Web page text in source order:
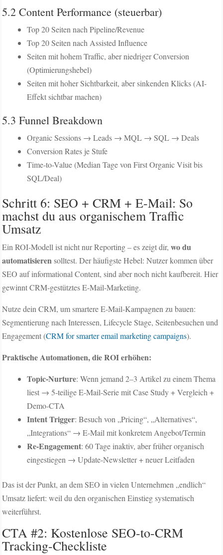
5.2 Content Performance (steuerbar)
Top 20 Seiten nach Pipeline/Revenue
Top 20 Seiten nach Assisted Influence
Seiten mit hohem Traffic, aber niedriger Conversion
(Optimierungshebel)
Seiten mit hoher Sichtbarkeit, aber sinkenden Klicks (AI-
Effekt sichtbar machen)
5.3 Funnel Breakdown
Organic Sessions → Leads → MQL → SQL → Deals
Conversion Rates je Stufe
Time-to-Value (Median Tage von First Organic Visit bis
SQL/Deal)
Schritt 6: SEO + CRM + E-Mail: So
machst du aus organischem Traffic
Umsatz
Ein ROI-Modell ist nicht nur Reporting – es zeigt dir,wo du
automatisierensolltest. Der häufigste Hebel: Nutzer kommen über
SEO auf informational Content, sind aber noch nicht kaufbereit. Hier
gewinnt CRM-gestütztes E-Mail-Marketing.
Nutze dein CRM, um smartere E-Mail-Kampagnen zu bauen:
Segmentierung nach Interessen, Lifecycle Stage, Seitenbesuchen und
Engagement (CRM for smarter email marketing campaigns).
Praktische Automationen, die ROI erhöhen:
Topic-Nurture: Wenn jemand 2–3 Artikel zu einem Thema
liest → 5-teilige E-Mail-Serie mit Case Study + Vergleich +
Demo-CTA
Intent Trigger: Besuch von „Pricing“, „Alternatives“,
„Integrations“ → E-Mail mit konkretem Angebot/Termin
Re-Engagement: 60 Tage inaktiv, aber früher organisch
eingestiegen → Update-Newsletter + neuer Leitfaden
Das ist der Punkt, an dem SEO in vielen Unternehmen „endlich“
Umsatz liefert: weil du den organischen Einstieg systematisch
weiterführst.
CTA #2: Kostenlose SEO-to-CRM
Tracking-Checkliste